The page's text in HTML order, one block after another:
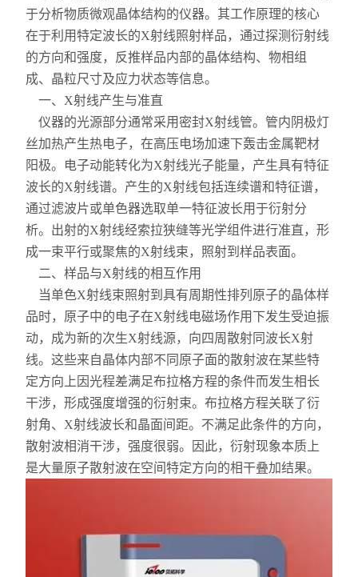
拉曼光谱仪
差示/热重/差热/热分析
红外光谱（IR、傅立叶）
扫描探针显微镜/原子力
激光粒度仪、纳米粒度仪
低温恒温器
荧光分光光度计（分子荧光
X射线衍射仪（XRD）
激光光散射仪
扫描电镜（SEM）
电化学工作站
X荧光光谱XRF能量色散型
分析仪器-光谱
于分析物质微观晶体结构的仪器。其工作原理的核心
在于利用特定波长的X射线照射样品，通过探测衍射线
的方向和强度，反推样品内部的晶体结构、物相组
成、晶粒尺寸及应力状态等信息。
一、X射线产生与准直
仪器的光源部分通常采用密封X射线管。管内阴极灯
丝加热产生热电子，在高压电场加速下轰击金属靶材
阳极。电子动能转化为X射线光子能量，产生具有特征
波长的X射线谱。产生的X射线包括连续谱和特征谱，
通过滤波片或单色器选取单一特征波长用于衍射分
析。出射的X射线经索拉狭缝等光学组件进行准直，形
成一束平行或聚焦的X射线束，照射到样品表面。
二、样品与X射线的相互作用
当单色X射线束照射到具有周期性排列原子的晶体样
品时，原子中的电子在X射线电磁场作用下发生受迫振
动，成为新的次生X射线源，向四周散射同波长X射
线。这些来自晶体内部不同原子面的散射波在某些特
定方向上因光程差满足布拉格方程的条件而发生相长
干涉，形成强度增强的衍射束。布拉格方程关联了衍
射角、X射线波长和晶面间距。不满足此条件的方向，
散射波相消干涉，强度很弱。因此，衍射现象本质上
是大量原子散射波在空间特定方向的相干叠加结果。